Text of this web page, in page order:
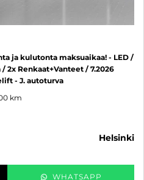
ja kulutonta maksuaikaa! - LED /
2x Renkaat+Vanteet / 7.2026
- J. autoturva
km
helsinki
WHATSAPP